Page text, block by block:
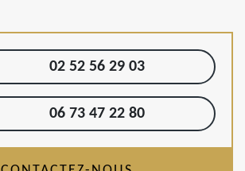
02 52 56 29 03
06 73 47 22 80